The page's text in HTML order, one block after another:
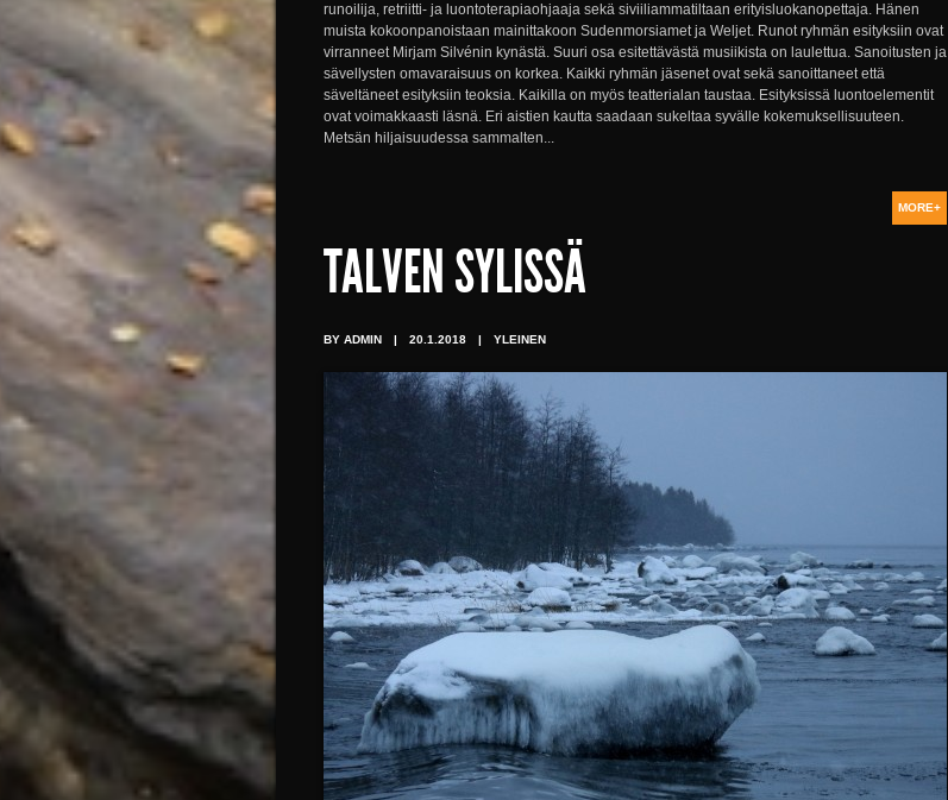
runoilija, retriitti- ja luontoterapiaohjaaja sekä siviiliammatiltaan erityisluokanopettaja. Hänen
muista kokoonpanoistaan mainittakoon Sudenmorsiamet ja Weljet. Runot ryhmän esityksiin ovat
virranneet Mirjam Silvénin kynästä. Suuri osa esitettävästä musiikista on laulettua. Sanoitusten ja
sävellysten omavaraisuus on korkea. Kaikki ryhmän jäsenet ovat sekä sanoittaneet että
säveltäneet esityksiin teoksia. Kaikilla on myös teatterialan taustaa. Esityksissä luontoelementit
ovat voimakkaasti läsnä. Eri aistien kautta saadaan sukeltaa syvälle kokemuksellisuuteen.
Metsän hiljaisuudessa sammalten...
MORE+
TALVEN SYLISSÄ
BY ADMIN | 20.1.2018 | YLEINEN